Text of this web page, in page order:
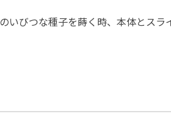
びつな種子を蒔く時、本体とスラ